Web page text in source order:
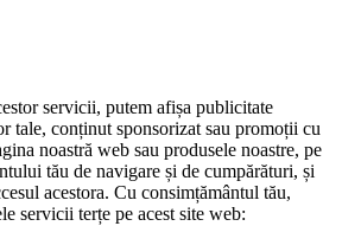
servicii, putem afișa publicitate
tale, conținut sponsorizat sau promoții cu
noastră web sau produsele noastre, pe
tău de navigare și de cumpărături, și
acestora. Cu consimțământul tău,
servicii terțe pe acest site web: